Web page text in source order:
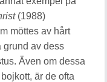
(1988)
möttes av hårt
grund av dess
Även om dessa
är de ofta